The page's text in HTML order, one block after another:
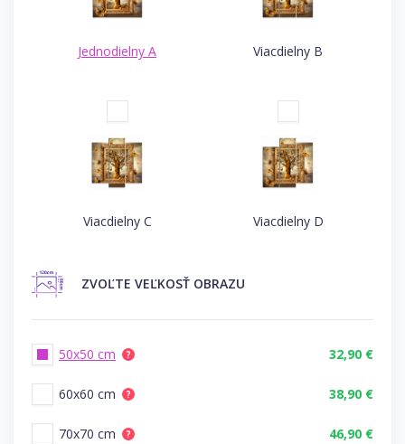
Jednodielny A Viacdielny B
Viacdielny C Viacdielny D
ZVOĽTE VEĽKOSŤ OBRAZU
50x50 cm ? 32,90 €
60x60 cm ? 38,90 €
70x70 cm ? 46,90 €